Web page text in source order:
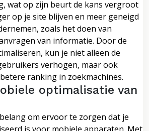
wat op zijn beurt de kans vergroot
op je site blijven en meer geneigd
zoals het doen van
van informatie. Door de
kun je niet alleen de
verhogen, maar ook
ranking in zoekmachines.
optimalisatie van
om ervoor te zorgen dat je
is voor mobiele apparaten. Met